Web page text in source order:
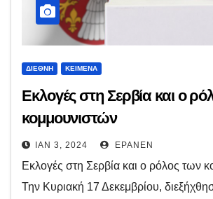
ΔΙΕΘΝΉ ΚΕΊΜΕΝΑ
Εκλογές στη Σερβία και ο
κομμουνιστών
ΙΑΝ 3, 2024 EPANEN
Εκλογές στη Σερβία και ο ρόλος των
Την Κυριακή 17 Δεκεμβρίου,